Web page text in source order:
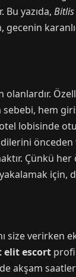
yazıda, Bitlis
gecenin
olanlardır.
hem
otel lobisinde
önceden
Çünkü
için,
size verirken
elit escort
akşam